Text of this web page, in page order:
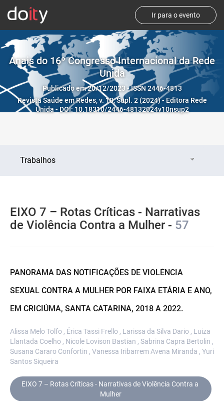
Ir para o evento
Anais do 16º Congresso Internacional da Rede
Unida
Publicado em 20/12/2023 - ISSN 2446-4813
Revista Saúde em Redes, v. 10, Supl. 2 (2024) - Editora Rede
Unida - DOI: 10.18310/2446-48132024v10nsup2
Trabalhos
EIXO 7 – Rotas Críticas - Narrativas
de Violência Contra a Mulher - 57
PANORAMA DAS NOTIFICAÇÕES DE VIOLÊNCIA
SEXUAL CONTRA A MULHER POR FAIXA ETÁRIA E ANO,
EM CRICIÚMA, SANTA CATARINA, 2018 A 2022.
Alissa Melo Tolfo , Érica Tassi Frello , Larissa da Silva Dario , Luiza
Llantada Coelho , Nicole Lovison Bastian , Sabrina Capra Bertolin ,
Susana Cararo Confortin , Vanessa Iribarrem Avena Miranda , Yuri
Santos Siqueira
EIXO 7 – Rotas Críticas - Narrativas de Violência Contra a
Mulher